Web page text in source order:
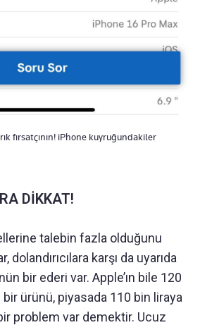
fırsatçının! iPhone kuyruğundakiler
DİKKAT!
talebin fazla olduğunu
karşı da uyarıda
bir ederi var. Apple’ın bile 120
bir ürünü, piyasada 110 bin liraya
problem var demektir. Ucuz